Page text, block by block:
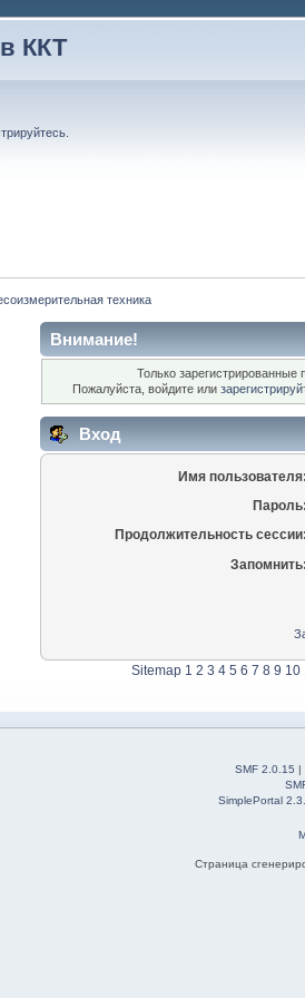
ККТ
.
техника
Внимание!
Только зарегистрированные
Пожалуйста, войдите или
Вход
Имя пользователя:
Пароль:
Продолжительность сессии:
Запомнить:
Sitemap 1 2 3 4 5 6 7 8 9 10
SMF 2.0.15 |
SimplePortal
Страница